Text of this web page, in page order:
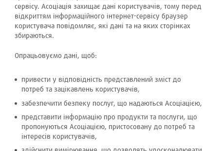
сервісу. Асоціація захищає дані користувачів, тому перед
відкриттям інформаційного інтернет-сервісу браузер
користувача повідомляє, які дані та на яких сторінках
збираються.
Опрацьовуємо дані, щоб:
привести у відповідність представлений зміст до
потреб та зацікавлень користувачів,
забезпечити безпеку послуг, що надаються Асоціацією,
представити інформацію про продукти та послуги, що
пропонуються Асоціацією, пристосовану до потреб та
інтересів користувачів,